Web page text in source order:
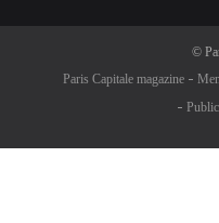
©
Paris Capitale magazine